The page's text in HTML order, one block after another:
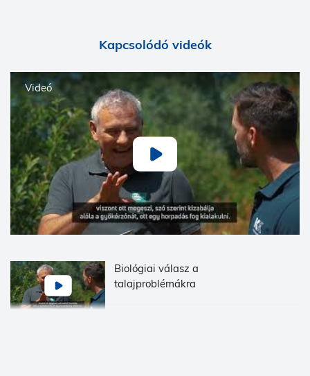
Kapcsolódó videók
Videó
Biológiai válasz a
talajproblémákra